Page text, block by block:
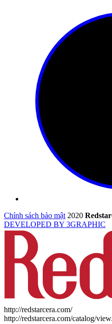
Chính sách bảo mật 2020
DEVELOPED BY 3GRAPHIC
http://redstarcera.com/
http://redstarcera.com/catalog/